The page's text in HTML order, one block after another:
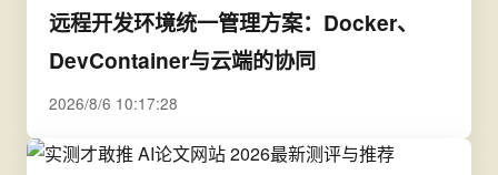
远程开发环境统一管理方案：Docker、
DevContainer与云端的协同
2026/8/6 10:17:28